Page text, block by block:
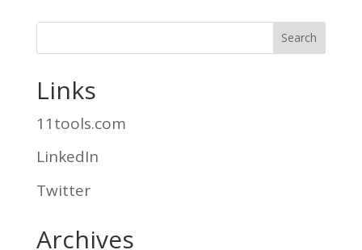
Links
11tools.com
LinkedIn
Twitter
Archives